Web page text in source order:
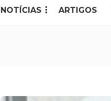
NOTÍCIAS ARTIGOS